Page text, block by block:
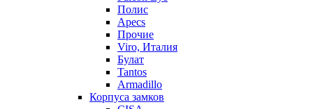
Полис
Apecs
Прочие
Viro, Италия
Булат
Tantos
Armadillo
Корпуса замков